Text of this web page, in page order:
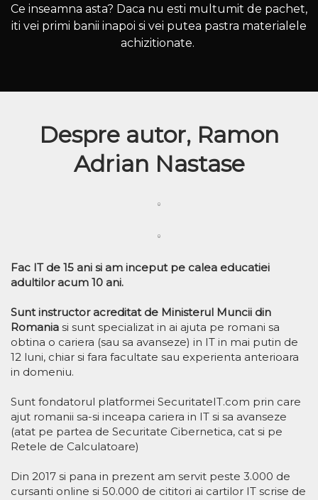
Ce inseamna asta? Daca nu esti multumit de pachet,
iti vei primi banii inapoi si vei putea pastra materialele
achizitionate.
Despre autor, Ramon
Adrian Nastase
Fac IT de 15 ani si am inceput pe calea educatiei
adultilor acum 10 ani.
Sunt instructor acreditat de Ministerul Muncii din
Romania si sunt specializat in ai ajuta pe romani sa
obtina o cariera (sau sa avanseze) in IT in mai putin de
12 luni, chiar si fara facultate sau experienta anterioara
in domeniu.
Sunt fondatorul platformei SecuritateIT.com prin care
ajut romanii sa-si inceapa cariera in IT si sa avanseze
(atat pe partea de Securitate Cibernetica, cat si pe
Retele de Calculatoare)
Din 2017 si pana in prezent am servit peste 3.000 de
cursanti online si 50.000 de cititori ai cartilor IT scrise de